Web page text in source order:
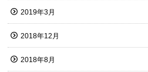
2019年3月
2018年12月
2018年8月